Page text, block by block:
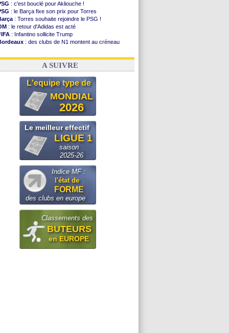
: c'est bouclé pour Akliouche !
: le Barça fixe son prix pour Torres
: Torres souhaite rejoindre le PSG !
: le retour d'Adidas est acté
: Infantino sollicite Trump
: des clubs de N1 montent au créneau
: le démenti de Leipzig pour Diomandé
A SUIVRE
L'equipe type de
MONDIAL
2026
Le meilleur effectif
LIGUE 1
saison
2025-26
Indice MF :
l'état de
FORME
des clubs en europe
Classements des
BUTEURS
en EUROPE